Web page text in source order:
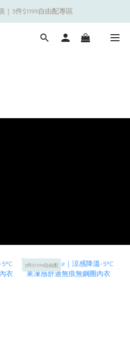
｜3件$1199自由配專區
｜3件$1199自由配專區
入官方LINE領$50購物金
3件$1199自由配